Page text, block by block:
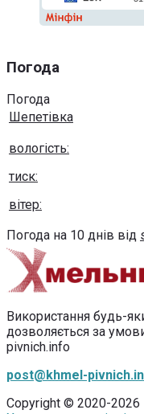
Погода
Погода
Шепетівка
вологість:
тиск:
вітер:
Погода на 10 днів від
Використання будь-
дозволяється за
pivnich.info
post@khmel-
Copyright © 2020-2026